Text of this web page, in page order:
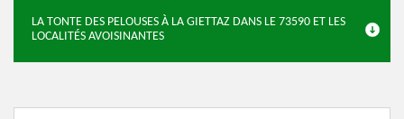
LA TONTE DES PELOUSES À LA GIETTAZ DANS LE 73590 ET LES
LOCALITÉS AVOISINANTES